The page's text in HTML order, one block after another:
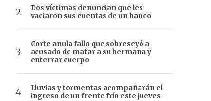
Dos víctimas denuncian que les
vaciaron sus cuentas de un banco
Corte anula fallo que sobreseyó a
acusado de matar a su hermana y
enterrar cuerpo
Lluvias y tormentas acompañarán el
ingreso de un frente frío este jueves